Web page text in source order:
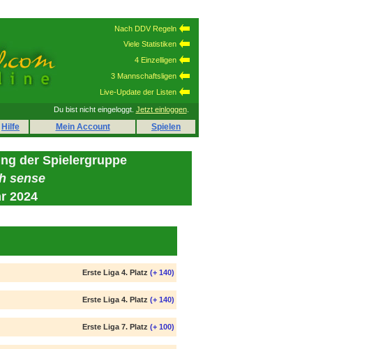
Nach DDV Regeln
Viele Statistiken
4 Einzelligen
3 Mannschaftsligen
Live-Update der Listen
Du bist nicht eingeloggt. Jetzt einloggen.
Hilfe Mein Account Spielen
der Spielergruppe
sense
2024
Erste Liga 4. Platz (+ 140)
Erste Liga 4. Platz (+ 140)
Erste Liga 7. Platz (+ 100)